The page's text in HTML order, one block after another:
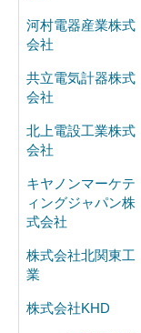
河村電器産業株式
会社
共立電気計器株式
会社
北上電設工業株式
会社
キヤノンマーケテ
ィングジャパン株
式会社
株式会社北関東工
業
株式会社KHD